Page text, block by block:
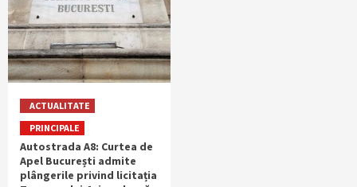
ACTUALITATE
PRINCIPALE
Autostrada A8: Curtea de
Apel București admite
plângerile privind licitația